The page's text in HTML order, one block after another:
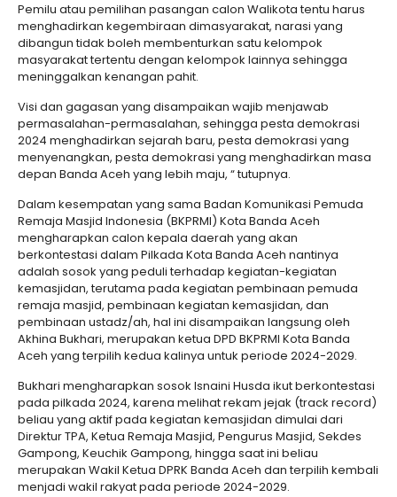
Pemilu atau pemilihan pasangan calon Walikota tentu harus
menghadirkan kegembiraan dimasyarakat, narasi yang
dibangun tidak boleh membenturkan satu kelompok
masyarakat tertentu dengan kelompok lainnya sehingga
meninggalkan kenangan pahit.
Visi dan gagasan yang disampaikan wajib menjawab
permasalahan-permasalahan, sehingga pesta demokrasi
2024 menghadirkan sejarah baru, pesta demokrasi yang
menyenangkan, pesta demokrasi yang menghadirkan masa
depan Banda Aceh yang lebih maju, “ tutupnya.
Dalam kesempatan yang sama Badan Komunikasi Pemuda
Remaja Masjid Indonesia (BKPRMI) Kota Banda Aceh
mengharapkan calon kepala daerah yang akan
berkontestasi dalam Pilkada Kota Banda Aceh nantinya
adalah sosok yang peduli terhadap kegiatan-kegiatan
kemasjidan, terutama pada kegiatan pembinaan pemuda
remaja masjid, pembinaan kegiatan kemasjidan, dan
pembinaan ustadz/ah, hal ini disampaikan langsung oleh
Akhina Bukhari, merupakan ketua DPD BKPRMI Kota Banda
Aceh yang terpilih kedua kalinya untuk periode 2024-2029.
Bukhari mengharapkan sosok Isnaini Husda ikut berkontestasi
pada pilkada 2024, karena melihat rekam jejak (track record)
beliau yang aktif pada kegiatan kemasjidan dimulai dari
Direktur TPA, Ketua Remaja Masjid, Pengurus Masjid, Sekdes
Gampong, Keuchik Gampong, hingga saat ini beliau
merupakan Wakil Ketua DPRK Banda Aceh dan terpilih kembali
menjadi wakil rakyat pada periode 2024-2029.